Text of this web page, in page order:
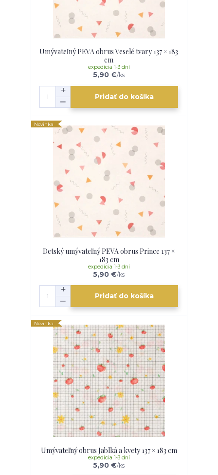
Umývateľný PEVA obrus Veselé tvary 137 × 183
cm
5,90 €/ks
expedícia 1-3 dní
Pridať do košíka
Novinka
Detský umývateľný PEVA obrus Prince 137 ×
183 cm
5,90 €/ks
expedícia 1-3 dní
Pridať do košíka
Novinka
Umývateľný obrus Jablká a kvety 137 × 183 cm
5,90 €/ks
expedícia 1-3 dní